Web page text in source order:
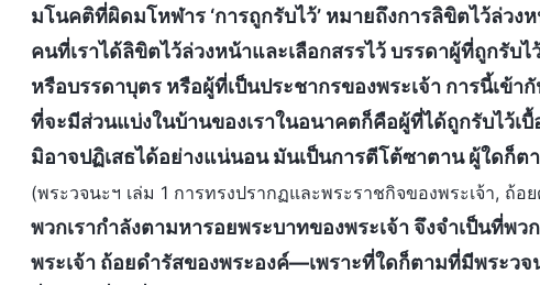
มโนคติที่ผิดมโหฬาร ‘การถูกรับไว้’ หมายถึงการลิขิตไว้ล่ว
คนที่เราได้ลิขิตไว้ล่วงหน้าและเลือกสรรไว้ บรรดาผู้ที่ถูกรั
หรือบรรดาบุตร หรือผู้ที่เป็นประชากรของพระเจ้า การนี้เ
ที่จะมีส่วนแบ่งในบ้านของเราในอนาคตก็คือผู้ที่ได้ถูกรับไว้เ
มิอาจปฏิเสธได้อย่างแน่นอน มันเป็นการตีโต้ซาตาน ผู้ใดก็ต
(พระวจนะฯ เล่ม 1 การทรงปรากฏและพระราชกิจของพระเจ้า, ถ้
พวกเรากำลังตามหารอยพระบาทของพระเจ้า จึงจำเป็นที่พ
พระเจ้า ถ้อยดำรัสของพระองค์—เพราะที่ใดก็ตามที่มีพระวจ